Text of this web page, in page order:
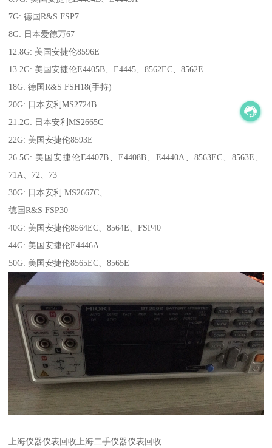
7G: 德国R&S FSP7
8G: 日本爱德万67
12.8G: 美国安捷伦8596E
13.2G: 美国安捷伦E4405B、E4445、8562EC、8562E
18G: 德国R&S FSH18(手持)
20G: 日本安利MS2724B
21.2G: 日本安利MS2665C
22G: 美国安捷伦8593E
26.5G: 美国安捷伦E4407B、E4408B、E4440A、8563EC、8563E、
71A、72、73
30G: 日本安利 MS2667C、
德国R&S FSP30
40G: 美国安捷伦8564EC、8564E、FSP40
44G: 美国安捷伦E4446A
50G: 美国安捷伦8565EC、8565E
上海仪器仪表回收上海二手仪器仪表回收